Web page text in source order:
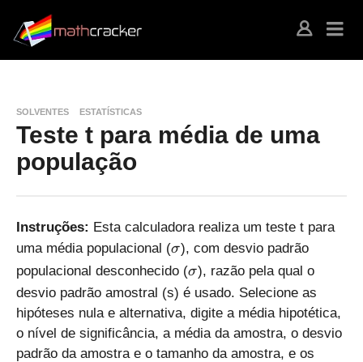
SOLVENTES ESTATÍSTICAS
Teste t para média de uma
população
Instruções: Esta calculadora realiza um teste t para
uma média populacional (\
si
m
a
σ), com desvio padrão
populacional desconhecido (\
si
g
m
a
σ), razão pela qual o
desvio padrão amostral (s) é usado. Selecione as
hipóteses nula e alternativa, digite a média hipotética,
o nível de significância, a média da amostra, o desvio
padrão da amostra e o tamanho da amostra, e os